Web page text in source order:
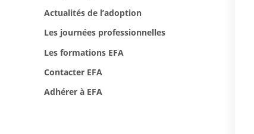
Actualités de l’adoption
Les journées professionnelles
Les formations EFA
Contacter EFA
Adhérer à EFA